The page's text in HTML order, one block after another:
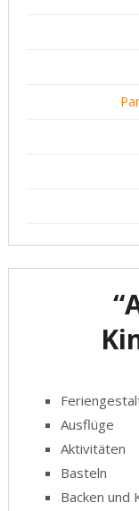
Ausflüge
Aktivitäten
Basteln
Backen und